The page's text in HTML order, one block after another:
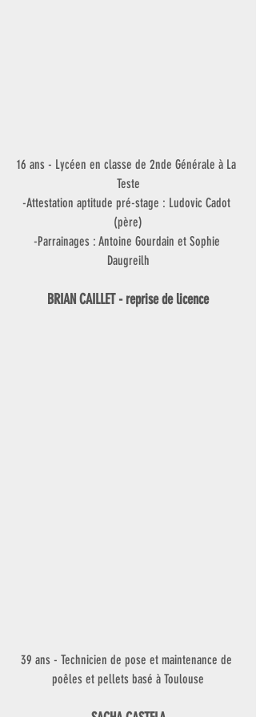
16 ans - Lycéen en classe de 2nde Générale à La
Teste
-Attestation aptitude pré-stage : Ludovic Cadot
(père)
-Parrainages : Antoine Gourdain et Sophie
Daugreilh
BRIAN CAILLET - reprise de licence
39 ans - Technicien de pose et maintenance de
poêles et pellets basé à Toulouse